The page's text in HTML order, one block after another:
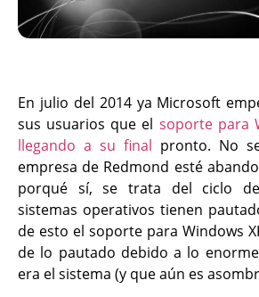
En julio del 2014 ya Microsoft
sus usuarios que el soporte para
llegando a su final pronto. No
empresa de Redmond esté
porqué sí, se trata del ciclo
sistemas operativos tienen
de esto el soporte para Windows
de lo pautado debido a lo
era el sistema (y que aún es